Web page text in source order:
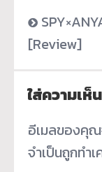
[Review]
ใส่ความเห็น
อีเมลของคุณ
จำเป็นถูกทำ